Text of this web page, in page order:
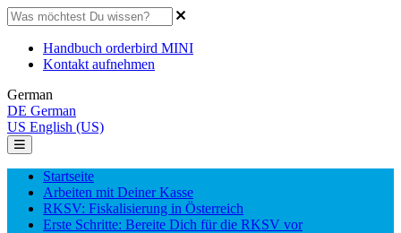
Handbuch orderbird MINI
Kontakt aufnehmen
German
DE German
US English (US)
Startseite
Arbeiten mit Deiner Kasse
RKSV: Fiskalisierung in Österreich
Erste Schritte: Bereite Dich für die RKSV vor